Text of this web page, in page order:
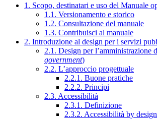
1. Scopo, destinatari e uso del Manuale
1.1. Versionamento e storico
1.2. Consultazione del manuale
1.3. Contribuisci al manuale
2. Introduzione al design per i servizi
2.1. Design per l’amministrazione
government)
2.2. L’approccio progettuale
2.2.1. Buone pratiche
2.2.2. Principi
2.3. Accessibilità
2.3.1. Definizione
2.3.2. Accessibilità by design